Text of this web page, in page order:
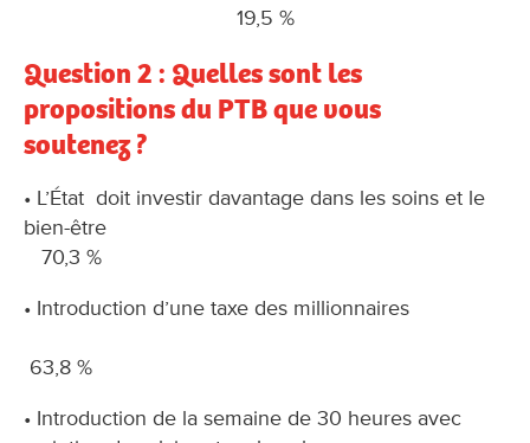
19,5 %
Question 2 : Quelles sont les
propositions du PTB que vous
soutenez ?
• L’État doit investir davantage dans les soins et le
bien-être
70,3 %
• Introduction d’une taxe des millionnaires
63,8 %
• Introduction de la semaine de 30 heures avec